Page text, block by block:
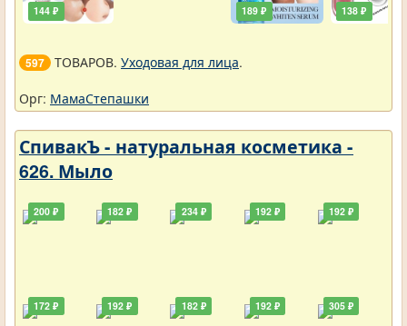
144 ₽ 189 ₽ 138 ₽
597 ТОВАРОВ. Уходовая для лица.
Орг: МамаСтепашки
СпивакЪ - натуральная косметика -
626. Мыло
200 ₽
172 ₽
182 ₽
192 ₽
234 ₽
182 ₽
192 ₽
192 ₽
192 ₽
305 ₽